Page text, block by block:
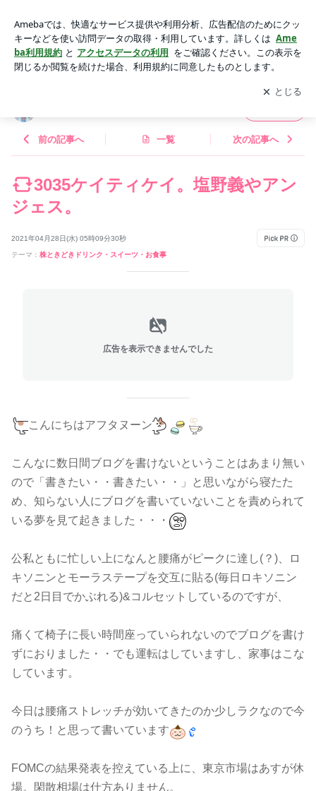
ブログ「hinaの株ブログ」Powered by Ameba
アプリをダウンロードして ブログの更新通知
を受け取りまし
ょう。
開く
前の記事へ 一覧 次の記事へ
3035ケイティケイ。塩野義やアン
ジェス。
2021年04月28日(水) 05時09分30秒
テーマ： 株ときどきドリンク・スイーツ・お食事
広告を表示できませんでした
こんにちはアフタヌーン
こんなに数日間ブログを書けないということはあまり無い
ので「書きたい・・書きたい・・」と思いながら寝たた
め、知らない人にブログを書いていないことを責められて
いる夢を見て起きました・・・
公私ともに忙しい上になんと腰痛がピークに達し(？)、ロ
キソニンとモーラステープを交互に貼る(毎日ロキソニン
だと2日目でかぶれる)&コルセットしているのですが、
痛くて椅子に長い時間座っていられないのでブログを書け
ずにおりました・・でも運転はしていますし、家事はこな
しています。
今日は腰痛ストレッチが効いてきたのか少しラクなので今
のうち！と思って書いています
FOMCの結果発表を控えている上に、東京市場はあすが休
場。閑散相場は仕方ありません。